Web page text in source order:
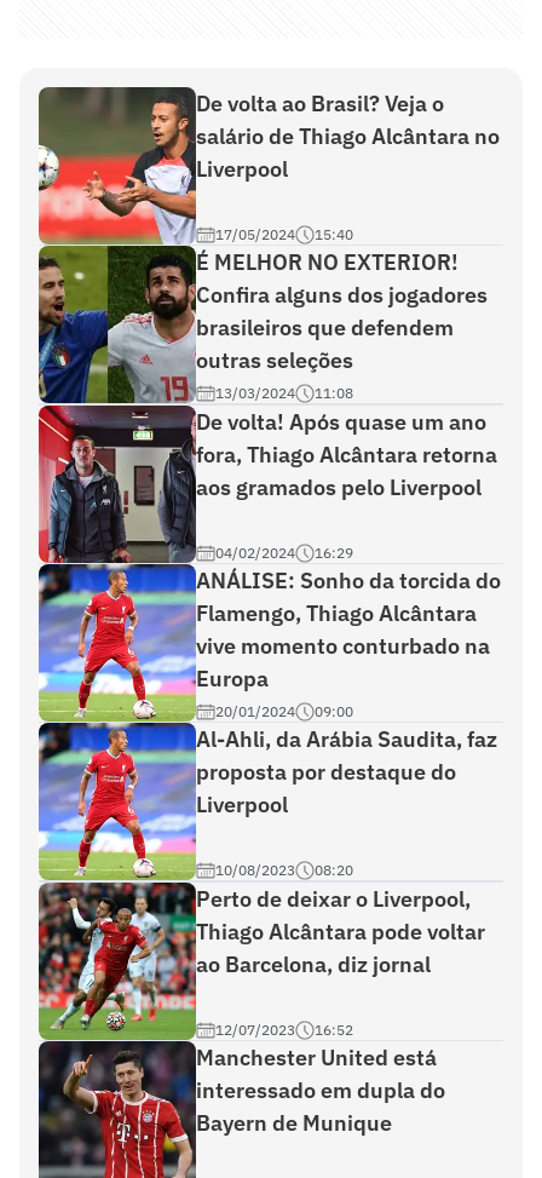
De volta ao Brasil? Veja o
salário de Thiago Alcântara no
Liverpool
17/05/2024 15:40
É MELHOR NO EXTERIOR!
Confira alguns dos jogadores
brasileiros que defendem
outras seleções
13/03/2024 11:08
De volta! Após quase um ano
fora, Thiago Alcântara retorna
aos gramados pelo Liverpool
04/02/2024 16:29
ANÁLISE: Sonho da torcida do
Flamengo, Thiago Alcântara
vive momento conturbado na
Europa
20/01/2024 09:00
Al-Ahli, da Arábia Saudita, faz
proposta por destaque do
Liverpool
10/08/2023 08:20
Perto de deixar o Liverpool,
Thiago Alcântara pode voltar
ao Barcelona, diz jornal
12/07/2023 16:52
Manchester United está
interessado em dupla do
Bayern de Munique